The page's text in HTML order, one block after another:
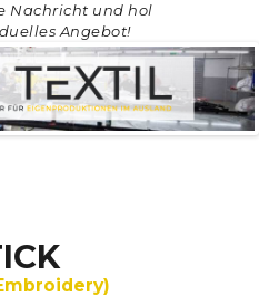
Nachricht und hol
Angebot!